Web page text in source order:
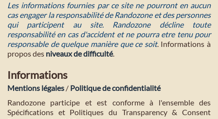
Les informations fournies par ce site ne pourront en aucun
cas engager la responsabilité de Randozone et des personnes
qui participent au site. Randozone décline toute
responsabilité en cas d'accident et ne pourra etre tenu pour
responsable de quelque manière que ce soit. Informations à
propos des niveaux de difficulté.
Informations
Mentions légales / Politique de confidentialité
Randozone participe et est conforme à l'ensemble des
Spécifications et Politiques du Transparency & Consent